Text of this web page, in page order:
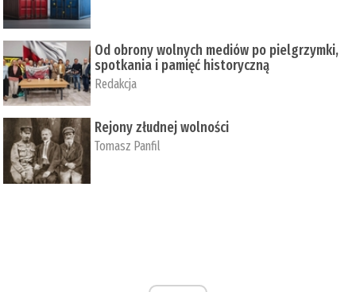
Od obrony wolnych mediów po pielgrzymki,
spotkania i pamięć historyczną
Redakcja
Rejony złudnej wolności
Tomasz Panfil